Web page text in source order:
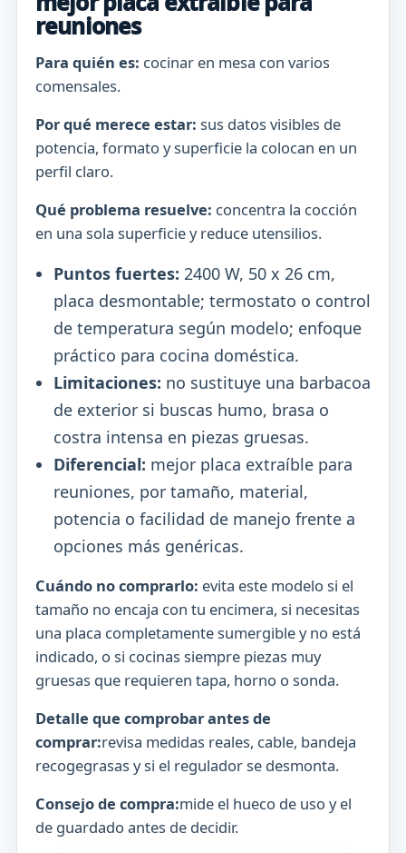
reuniones
Para quién es: cocinar en mesa con varios
comensales.
Por qué merece estar: sus datos visibles de
potencia, formato y superficie la colocan en un
perfil claro.
Qué problema resuelve: concentra la cocción
en una sola superficie y reduce utensilios.
Puntos fuertes: 2400 W, 50 x 26 cm,
placa desmontable; termostato o control
de temperatura según modelo; enfoque
práctico para cocina doméstica.
Limitaciones: no sustituye una barbacoa
de exterior si buscas humo, brasa o
costra intensa en piezas gruesas.
Diferencial: mejor placa extraíble para
reuniones, por tamaño, material,
potencia o facilidad de manejo frente a
opciones más genéricas.
Cuándo no comprarlo: evita este modelo si el
tamaño no encaja con tu encimera, si necesitas
una placa completamente sumergible y no está
indicado, o si cocinas siempre piezas muy
gruesas que requieren tapa, horno o sonda.
Detalle que comprobar antes de
comprar:revisa medidas reales, cable, bandeja
recogegrasas y si el regulador se desmonta.
Consejo de compra:mide el hueco de uso y el
de guardado antes de decidir.